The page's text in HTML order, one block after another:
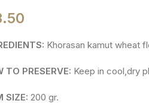
Khorasan kamut wheat
TO PRESERVE: Keep in cool,dry
SIZE: 200 gr.